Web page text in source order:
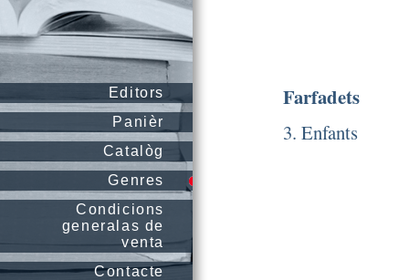
Editors
Panièr
Catalòg
Genres
Condicions
generalas de
venta
Contacte
Farfadets
3. Enfants